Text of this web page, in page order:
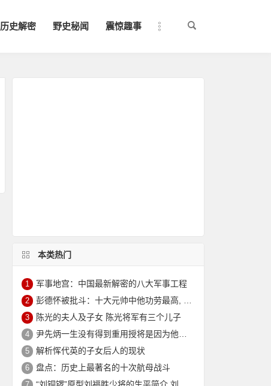
历史解密 野史秘闻 震惊趣事
本类热门
1 军事地宫：中国最新解密的八大军事工程
2 彭德怀被批斗：十大元帅中他功劳最高, 却被批斗最惨8年囚禁生活
3 陈光的夫人及子女 陈光将军有三个儿子
4 尹先炳一生没有得到重用授将是因为他个人方面有生活作风问题？
5 解析恽代英的子女后人的现状
6 盘点：历史上最著名的十次航母战斗